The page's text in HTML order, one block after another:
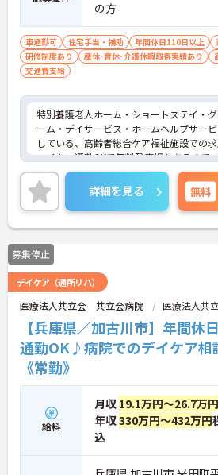
の方
車通勤可 住宅手当・補助 年間休日110日以上
研修制度あり
産休･育休･介護休暇取得実績あり
交通費支給
特別養護老人ホーム・ショートステイ・
ーム・デイサービス・ホームヘルプサー
している、高齢者総合ケア福祉施設での
マイカー通勤OKで無料駐車場もあるので
住まいの方にもオススメですよ。
また各種研修や勉強会も充実しているの
アップ希望の方にもオススメです！
興味をお持ちの方はお気軽にお問い合わ
詳細を見る 無料
募集停止
デイケア（通所リハ）
医療法人共立会 共立会病院 医療法人共
【兵庫県／加古川市】年間
通勤OK♪病院でのデイケア相
《常勤》
給料
月収 19.1万円～26.7万円
年収330万円～432万円
込